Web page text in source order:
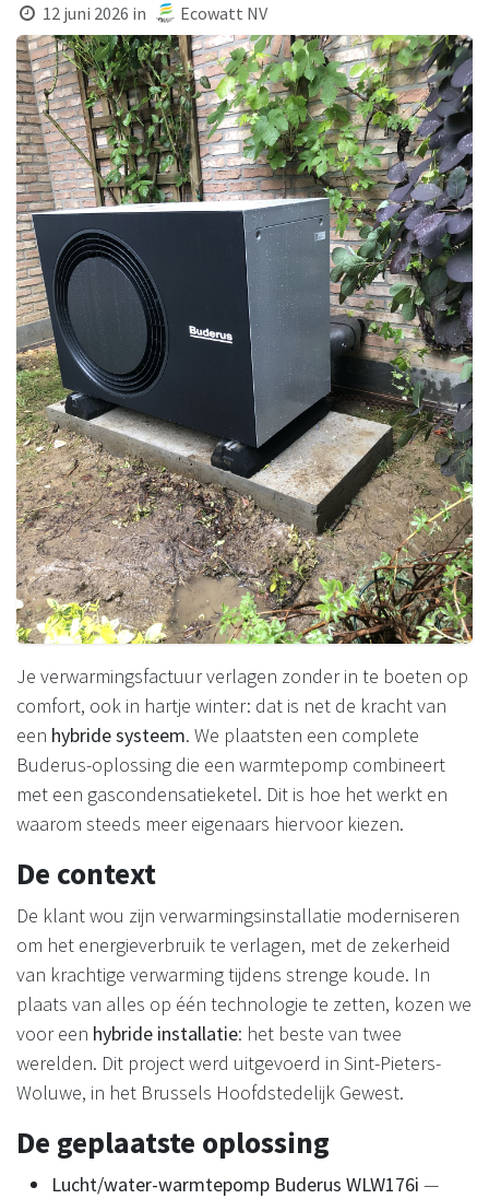
12 juni 2026 in Ecowatt NV
Je verwarmingsfactuur verlagen zonder in te boeten op
comfort, ook in hartje winter: dat is net de kracht van
een hybride systeem. We plaatsten een complete
Buderus-oplossing die een warmtepomp combineert
met een gascondensatieketel. Dit is hoe het werkt en
waarom steeds meer eigenaars hiervoor kiezen.
De context
De klant wou zijn verwarmingsinstallatie moderniseren
om het energieverbruik te verlagen, met de zekerheid
van krachtige verwarming tijdens strenge koude. In
plaats van alles op één technologie te zetten, kozen we
voor een hybride installatie: het beste van twee
werelden. Dit project werd uitgevoerd in Sint-Pieters-
Woluwe, in het Brussels Hoofdstedelijk Gewest.
De geplaatste oplossing
Lucht/water-warmtepomp Buderus WLW176i —